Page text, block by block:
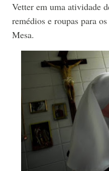
Vetter em uma atividade
remédios e roupas para
Mesa.